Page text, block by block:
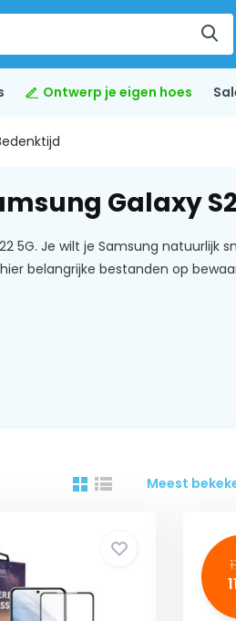
Ontwerp je eigen hoes
Galaxy
5G. Je wilt je Samsung natuurlijk
belangrijke bestanden op
Meest